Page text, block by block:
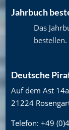
Jahrbuch
Das
bestellen.
Deutsche
Auf dem Ast 14a
21224
Telefon: +49